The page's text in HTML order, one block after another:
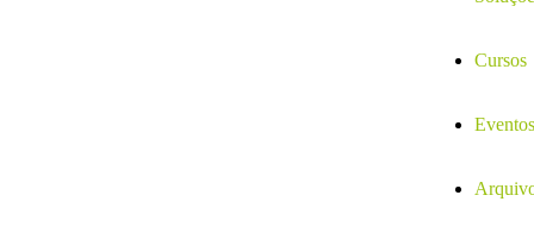
Cursos
Eventos